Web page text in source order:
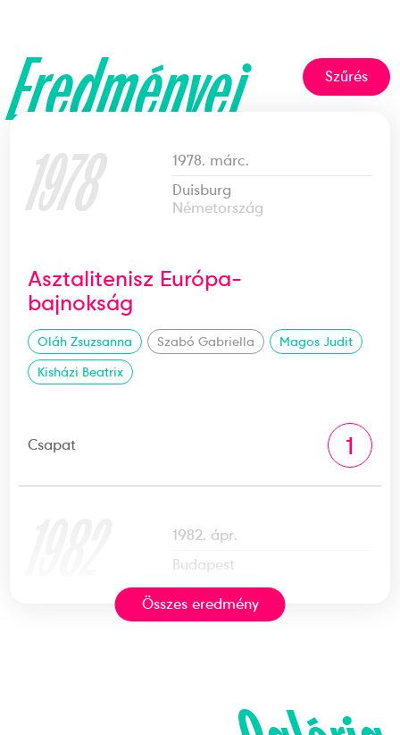
Eredményei Szűrés
1978
1978. márc.
Duisburg
Németország
Asztalitenisz Európa-
bajnokság
Oláh Zsuzsanna Szabó Gabriella
Magos Judit
Kisházi Beatrix
Csapat 1
1982. ápr.
Budapest
Szabó Gabriella
Összes eredmény